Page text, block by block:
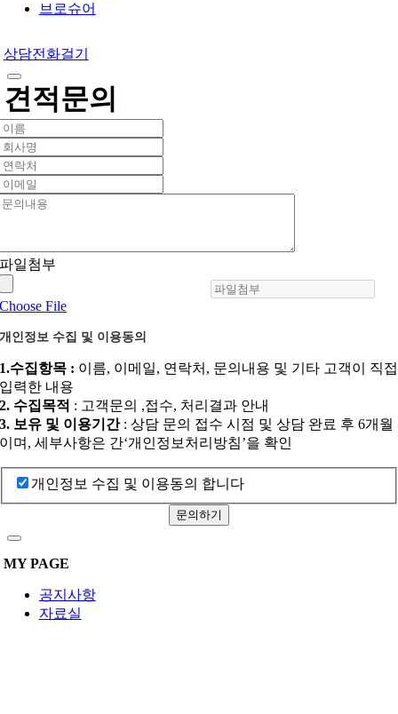
브로슈어
상담전화걸기
견적문의
파일첨부
Choose File
개인정보 수집 및 이용동의
1.수집항목 : 이름, 이메일, 연락처, 문의내용 및 기타 고객이 직접
입력한 내용
2. 수집목적 : 고객문의 ,접수, 처리결과 안내
3. 보유 및 이용기간: 상담 문의 접수 시점 및 상담 완료 후 6개월
이며, 세부사항은 간‘개인정보처리방침’을 확인
개인정보 수집 및 이용동의 합니다
문의하기
MY PAGE
공지사항
자료실